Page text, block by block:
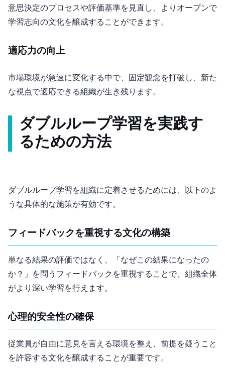
意思決定のプロセスや評価基準を見直し、よりオープンで
学習志向の文化を醸成することができます。
適応力の向上
市場環境が急速に変化する中で、固定観念を打破し、新た
な視点で適応できる組織が生き残ります。
ダブルループ学習を実践す
るための方法
ダブルループ学習を組織に定着させるためには、以下のよ
うな具体的な施策が有効です。
フィードバックを重視する文化の構築
単なる結果の評価ではなく、「なぜこの結果になったの
か？」を問うフィードバックを重視することで、組織全体
がより深い学習を行えます。
心理的安全性の確保
従業員が自由に意見を言える環境を整え、前提を疑うこと
を許容する文化を醸成することが重要です。